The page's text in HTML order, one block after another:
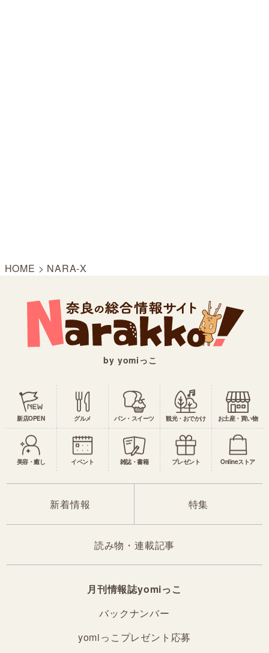
HOME > NARA-X
by yomiっこ
新店OPEN グルメ パン・スイーツ 観光・おでかけ お土産・買い物
美容・癒し イベント 雑誌・書籍 プレゼント Onlineストア
新着情報 特集
読み物・連載記事
月刊情報誌yomiっこ
バックナンバー
yomiっこプレゼント応募